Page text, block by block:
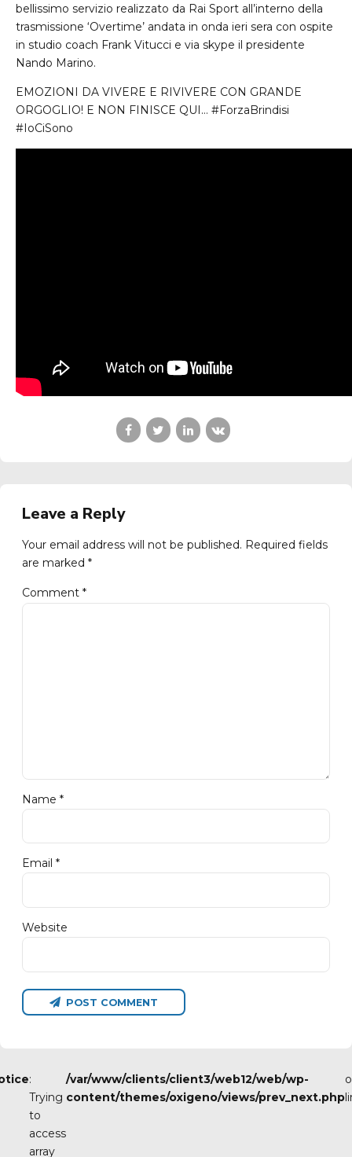
bellissimo servizio realizzato da Rai Sport all’interno della
trasmissione ‘Overtime’ andata in onda ieri sera con ospite
in studio coach Frank Vitucci e via skype il presidente
Nando Marino.
EMOZIONI DA VIVERE E RIVIVERE CON GRANDE
ORGOGLIO! E NON FINISCE QUI … #ForzaBrindisi
#IoCiSono
Leave a Reply
Your email address will not be published. Required fields
are marked *
Comment *
Name *
Email *
Website
POST COMMENT
:
Trying
to
access
array
/var/www/clients/client3/web12/web/wp-
content/themes/oxigeno/views/prev_next.php